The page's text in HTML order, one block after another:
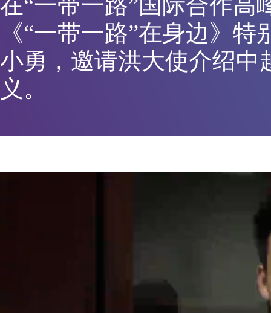
《“一带一路”在身边》
小勇，邀请洪大使介绍中
义。